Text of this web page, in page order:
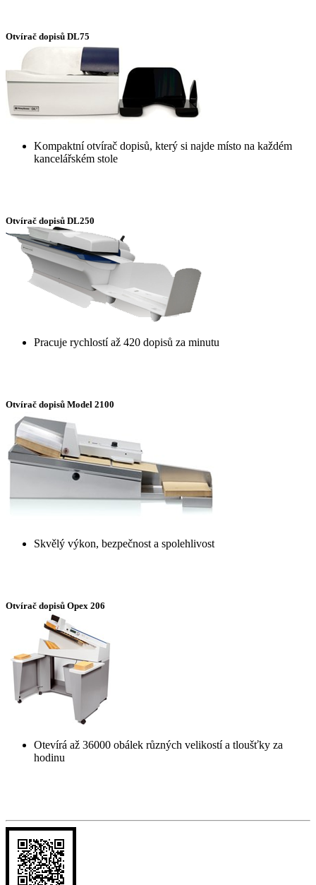
Otvírač dopisů DL75
Kompaktní otvírač dopisů, který si najde místo na každém
kancelářském stole
Otvírač dopisů DL250
Pracuje rychlostí až 420 dopisů za minutu
Otvírač dopisů Model 2100
Skvělý výkon, bezpečnost a spolehlivost
Otvírač dopisů Opex 206
Otevírá až 36000 obálek různých velikostí a tloušťky za
hodinu